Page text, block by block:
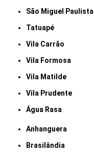
São Miguel Paulista
Tatuapé
Vila Carrão
Vila Formosa
Vila Matilde
Vila Prudente
Água Rasa
Anhanguera
Brasilândia